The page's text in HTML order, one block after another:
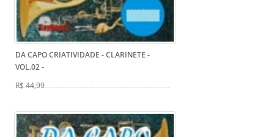
DA CAPO CRIATIVIDADE - CLARINETE -
VOL.02-
R$ 44,99